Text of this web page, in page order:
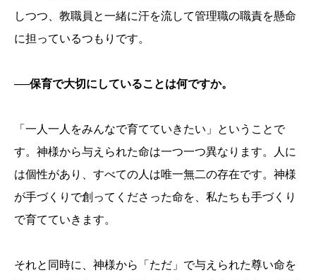
しつつ、教職員と一緒に汗を流して管理職の職責を懸命
に担っているつもりです。
──保育で大切にしていることは何ですか。
「一人一人をみんなで育てていきたい」ということで
す。神様から与えられた命は一つ一つ異なります。人に
は個性があり、すべての人は唯一無二の存在です。神様
が手づくりで創ってくださった命を、私たちも手づくり
で育てていきます。
それと同時に、神様から「ただ」で与えられた尊い命を